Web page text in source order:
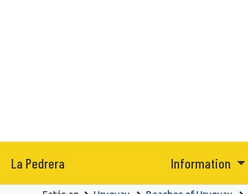
La Pedrera Information